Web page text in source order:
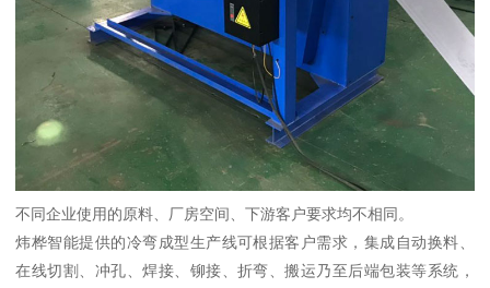
不同企业使用的原料、厂房空间、下游客户要求均不相同。
炜桦智能提供的冷弯成型生产线可根据客户需求，集成自动换料、
在线切割、冲孔、焊接、铆接、折弯、搬运乃至后端包装等系统，